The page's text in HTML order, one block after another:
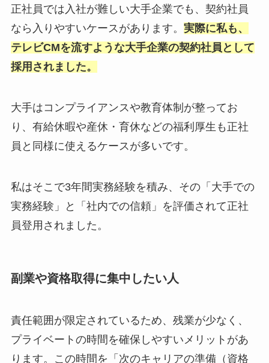
正社員では入社が難しい大手企業でも、契約社員
なら入りやすいケースがあります。 実際に私も、
テレビCMを流すような大手企業の契約社員として
採用されました。
大手はコンプライアンスや教育体制が整ってお
り、有給休暇や産休・育休などの福利厚生も正社
員と同様に使えるケースが多いです。
私はそこで3年間実務経験を積み、その「大手での
実務経験」と「社内での信頼」を評価されて正社
員登用されました。
副業や資格取得に集中したい人
責任範囲が限定されているため、残業が少なく、
プライベートの時間を確保しやすいメリットがあ
ります。この時間を「次のキャリアの準備（資格